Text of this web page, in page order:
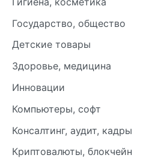
Государство, общество
Детские товары
Здоровье, медицина
Инновации
Компьютеры, софт
Консалтинг, аудит, кадры
Криптовалюты, блокчейн